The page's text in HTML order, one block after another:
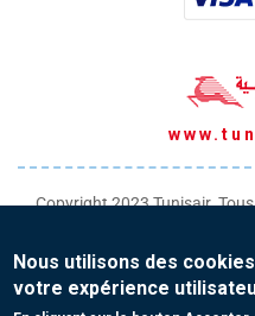
Copyright 2023 Tunisair.
Conditions générales de Vente
Protection de vos données
Nous utilisons des
votre expérience